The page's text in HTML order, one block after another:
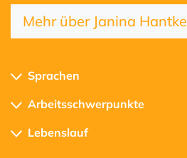
Mehr über Janina Hantke
Sprachen
Arbeitsschwerpunkte
Lebenslauf